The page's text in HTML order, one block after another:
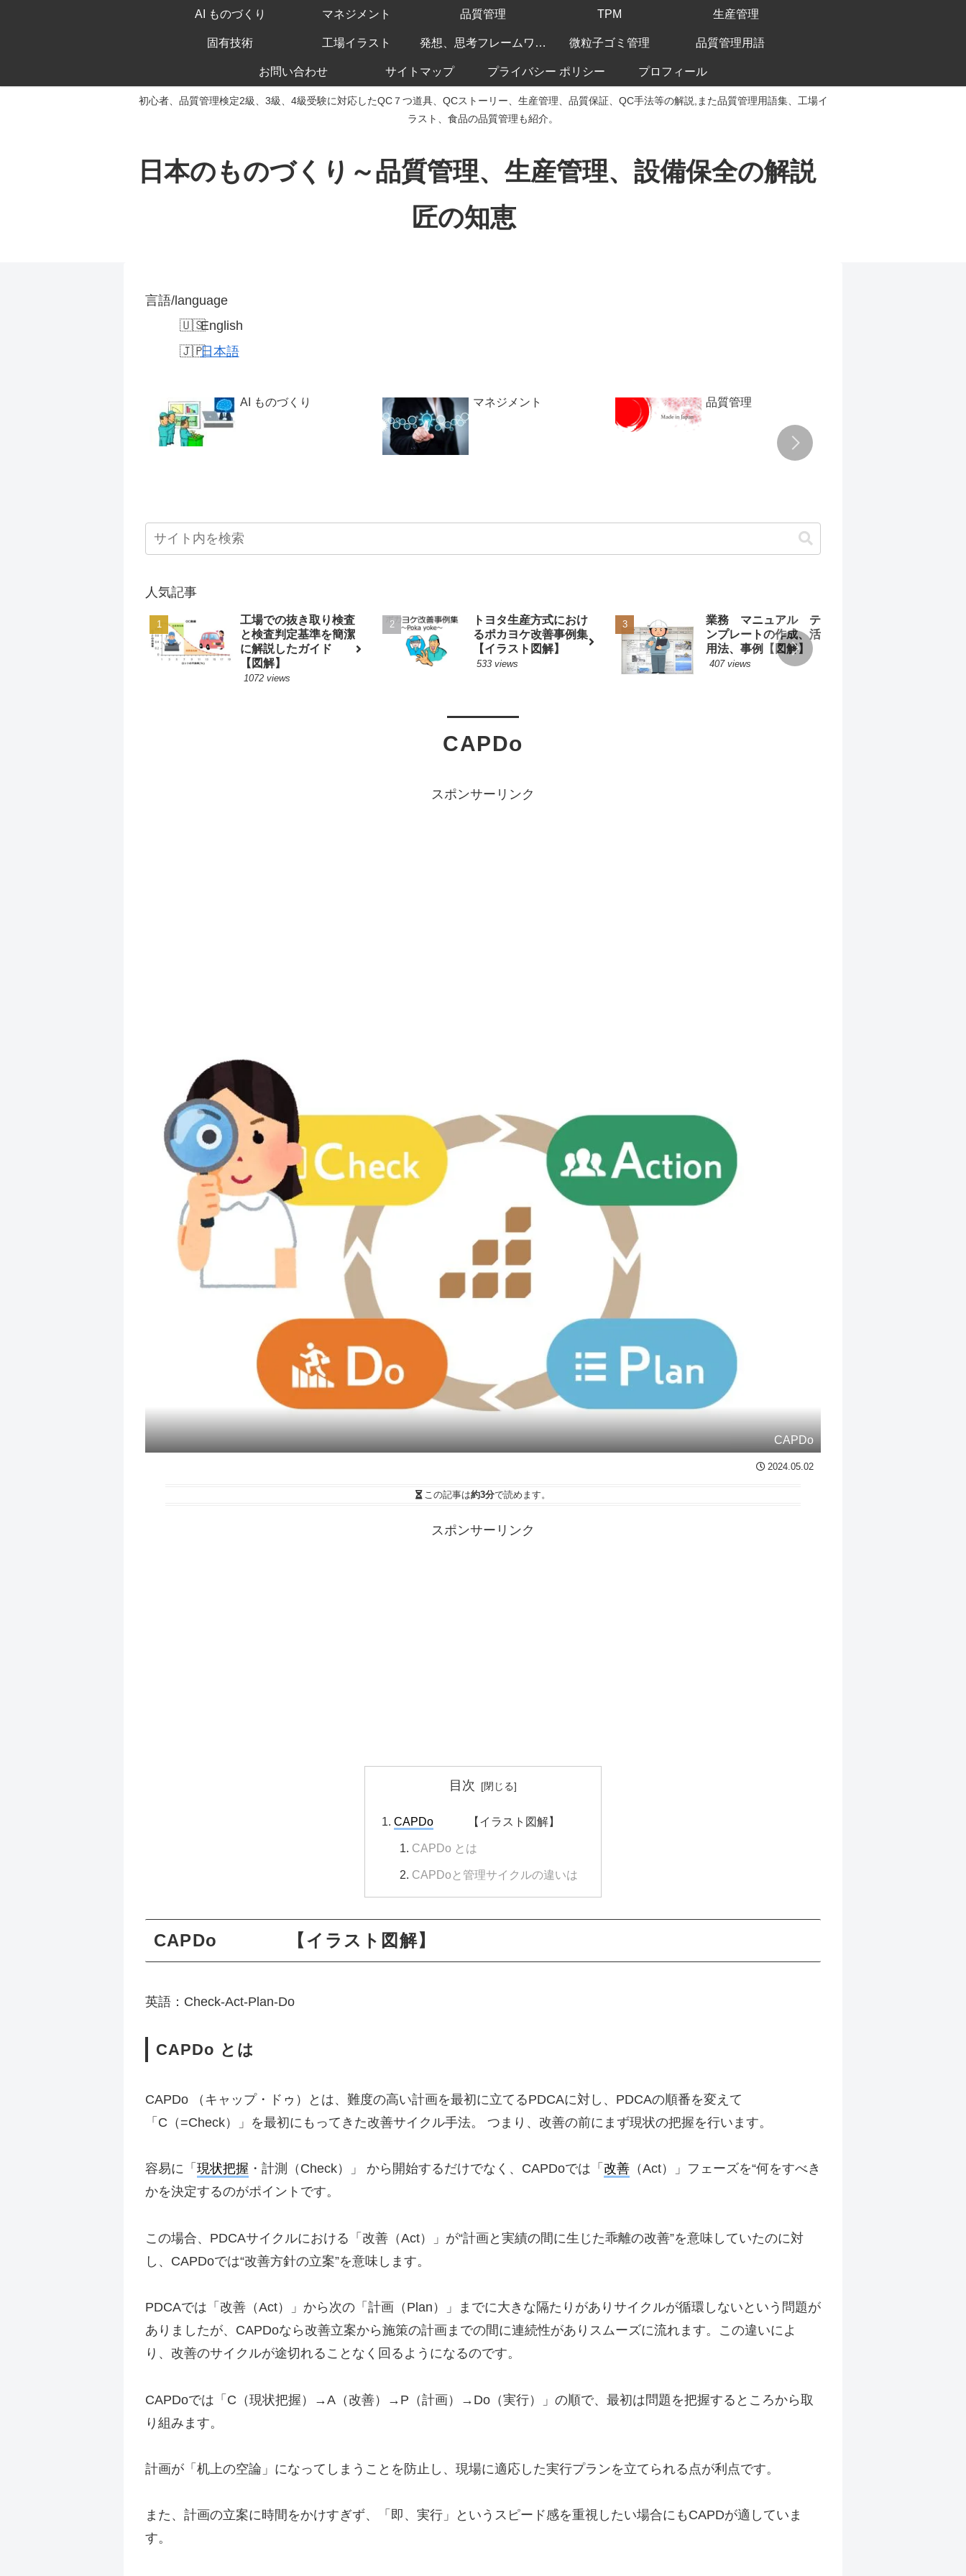
初心者、品質管理検定2級、3級、4級受験に対応したQC７つ道具、QCストーリー、生産管理、品質保証、QC手法等の解説,また品質管理用語集、工場イ
ラスト、食品の品質管理も紹介。
日本のものづくり～品質管理、生産管理、設備保全の解説
匠の知恵
AI ものづくり マネジメント 品質管理 TPM 生産管理
固有技術 工場イラスト 発想、思考フレームワーク 微粒子ゴミ管理 品質管理用語
お問い合わせ サイトマップ プライバシー ポリシー プロフィール
言語/language
English
日本語
AI ものづくり マネジメント 品質管理
人気記事
工場での抜き取り検査
と検査判定基準を簡潔
に解説したガイド
【図解】
1072 views
トヨタ生産方式におけ
るポカヨケ改善事例集
【イラスト図解】
533 views
業務 マニュアル テ
ンプレートの作成、活
用法、事例【図解】
407 views
CAPDo
スポンサーリンク
CAPDo
2024.05.02
この記事は約3分で読めます。
スポンサーリンク
目次
CAPDo 【イラスト図解】
CAPDo とは
CAPDoと管理サイクルの違いは
CAPDo 【イラスト図解】
英語：Check-Act-Plan-Do
CAPDo とは
CAPDo （キャップ・ドゥ）とは、難度の高い計画を最初に立てるPDCAに対し、PDCAの順番を変えて
「C（=Check）」を最初にもってきた改善サイクル手法。 つまり、改善の前にまず現状の把握を行います。
容易に「 現状把握 ・計測（Check）」 から開始するだけでなく、CAPDoでは「 改善 （Act）」フェーズを“何をすべき
かを決定するのがポイントです。
この場合、PDCAサイクルにおける「改善（Act）」が“計画と実績の間に生じた乖離の改善”を意味していたのに対
し、CAPDoでは“改善方針の立案”を意味します。
PDCAでは「改善（Act）」から次の「計画（Plan）」までに大きな隔たりがありサイクルが循環しないという問題が
ありましたが、CAPDoなら改善立案から施策の計画までの間に連続性がありスムーズに流れます。この違いによ
り、改善のサイクルが途切れることなく回るようになるのです。
CAPDoでは「C（現状把握）→A（改善）→P（計画）→Do（実行）」の順で、最初は問題を把握するところから取
り組みます。
計画が「机上の空論」になってしまうことを防止し、現場に適応した実行プランを立てられる点が利点です。
また、計画の立案に時間をかけすぎず、「即、実行」というスピード感を重視したい場合にもCAPDが適していま
す。